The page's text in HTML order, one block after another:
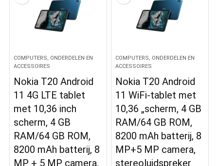
COMPUTERS, ONDERDELEN EN
ACCESSOIRES
Nokia T20 Android
11 4G LTE tablet
met 10,36 inch
scherm, 4 GB
RAM/64 GB ROM,
8200 mAh batterij, 8
MP + 5 MP camera,
COMPUTERS, ONDERDELEN EN
ACCESSOIRES
Nokia T20 Android
11 WiFi-tablet met
10,36 „scherm, 4 GB
RAM/64 GB ROM,
8200 mAh batterij, 8
MP+5 MP camera,
stereoluidspreker